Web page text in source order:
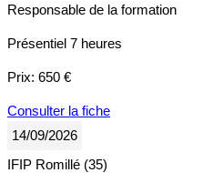
Responsable de la formation
Présentiel 7 heures
Prix: 650 €
Consulter la fiche
14/09/2026
IFIP Romillé (35)